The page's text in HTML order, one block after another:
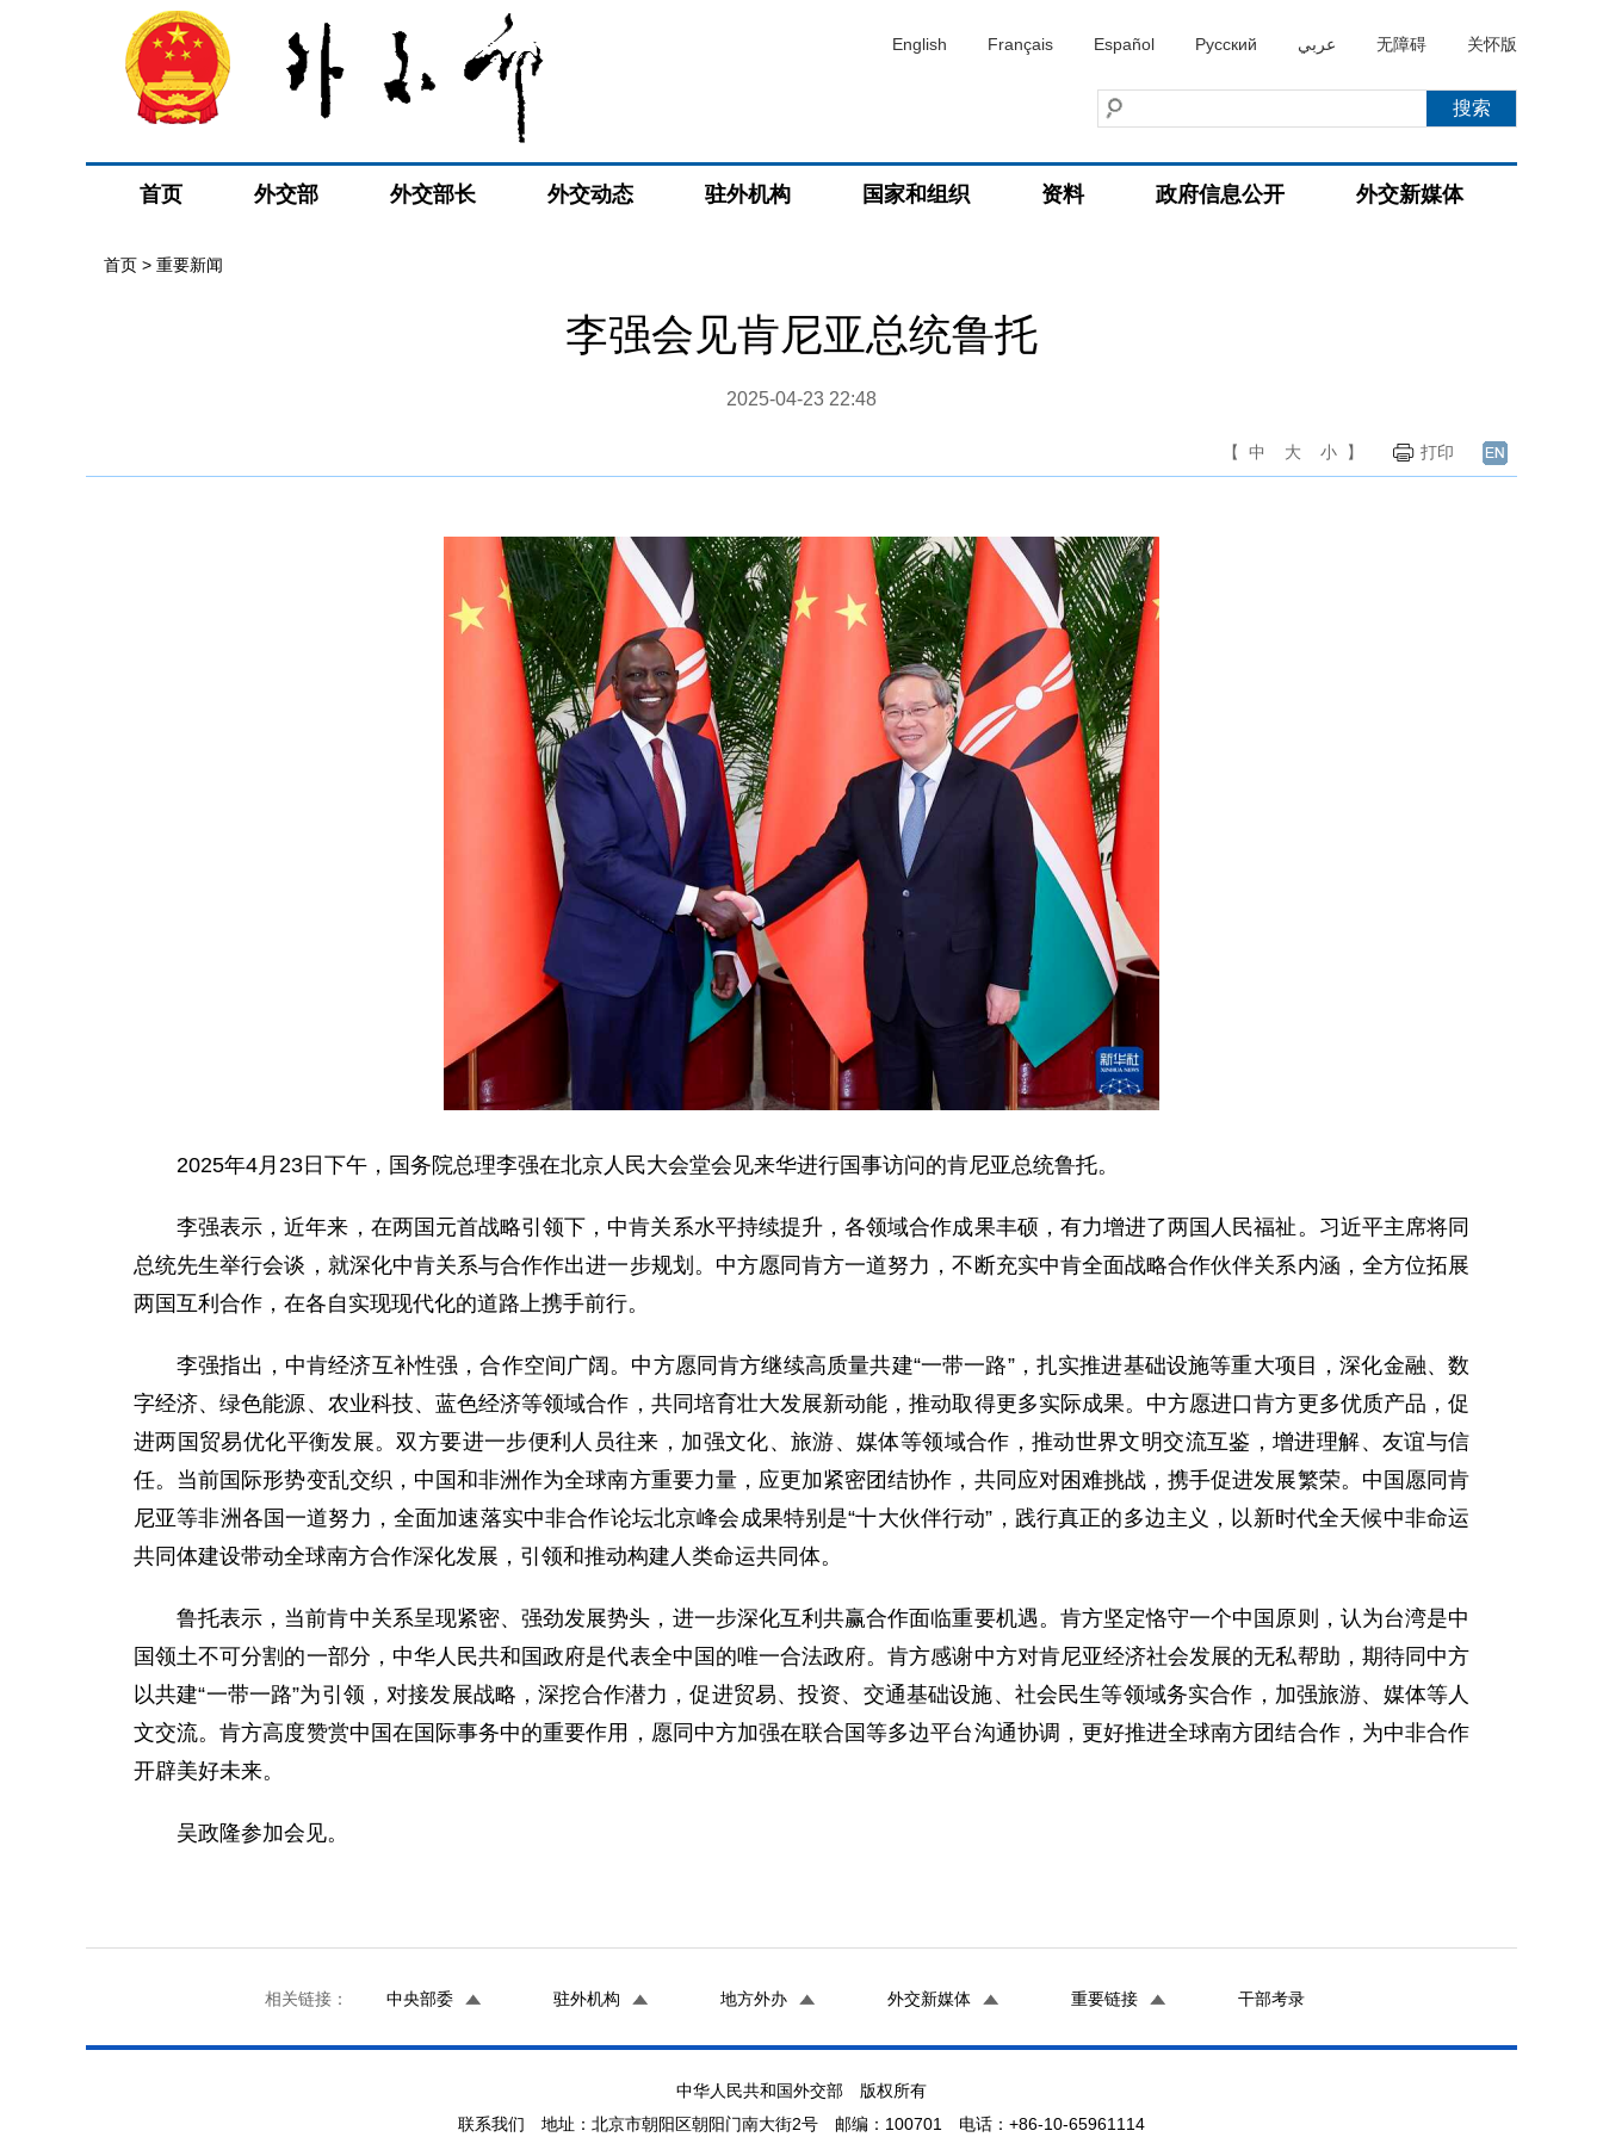
English Français Español Русский عربي 无障碍 关怀版
首页 外交部 外交部长 外交动态 驻外机构 国家和组织 资料 政府信息公开 外交新媒体
首页 > 重要新闻
李强会见肯尼亚总统鲁托
2025-04-23 22:48
【 中 大 小 】 打印
2025年4月23日下午，国务院总理李强在北京人民大会堂会见来华进行国事访问的肯尼亚总统鲁托。
李强表示，近年来，在两国元首战略引领下，中肯关系水平持续提升，各领域合作成果丰硕，有力增进了两国人民福祉。习近平主席将同
总统先生举行会谈，就深化中肯关系与合作作出进一步规划。中方愿同肯方一道努力，不断充实中肯全面战略合作伙伴关系内涵，全方位拓展
两国互利合作，在各自实现现代化的道路上携手前行。
李强指出，中肯经济互补性强，合作空间广阔。中方愿同肯方继续高质量共建“一带一路”，扎实推进基础设施等重大项目，深化金融、数
字经济、绿色能源、农业科技、蓝色经济等领域合作，共同培育壮大发展新动能，推动取得更多实际成果。中方愿进口肯方更多优质产品，促
进两国贸易优化平衡发展。双方要进一步便利人员往来，加强文化、旅游、媒体等领域合作，推动世界文明交流互鉴，增进理解、友谊与信
任。当前国际形势变乱交织，中国和非洲作为全球南方重要力量，应更加紧密团结协作，共同应对困难挑战，携手促进发展繁荣。中国愿同肯
尼亚等非洲各国一道努力，全面加速落实中非合作论坛北京峰会成果特别是“十大伙伴行动”，践行真正的多边主义，以新时代全天候中非命运
共同体建设带动全球南方合作深化发展，引领和推动构建人类命运共同体。
鲁托表示，当前肯中关系呈现紧密、强劲发展势头，进一步深化互利共赢合作面临重要机遇。肯方坚定恪守一个中国原则，认为台湾是中
国领土不可分割的一部分，中华人民共和国政府是代表全中国的唯一合法政府。肯方感谢中方对肯尼亚经济社会发展的无私帮助，期待同中方
以共建“一带一路”为引领，对接发展战略，深挖合作潜力，促进贸易、投资、交通基础设施、社会民生等领域务实合作，加强旅游、媒体等人
文交流。肯方高度赞赏中国在国际事务中的重要作用，愿同中方加强在联合国等多边平台沟通协调，更好推进全球南方团结合作，为中非合作
开辟美好未来。
吴政隆参加会见。
相关链接： 中央部委 驻外机构 地方外办 外交新媒体 重要链接 干部考录
中华人民共和国外交部 版权所有
联系我们 地址：北京市朝阳区朝阳门南大街2号 邮编：100701 电话：+86-10-65961114